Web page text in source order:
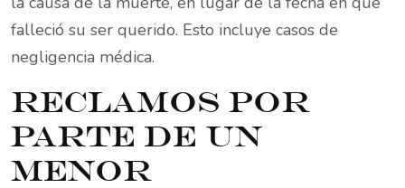
falleció su ser querido. Esto incluye casos de
negligencia médica.
Reclamos por
parte de un
menor